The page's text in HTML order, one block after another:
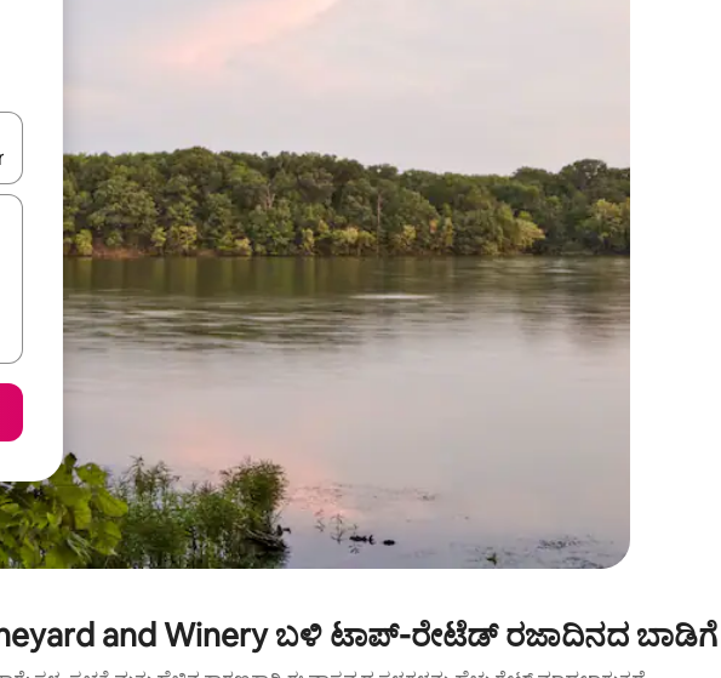
ನ್ಯಾವಿಗೇಟ್ ಮಾಡಿ ಅಥವಾ ಸ್ಪರ್ಶ ಅಥವಾ ಸ್ವೈಪ್ ಗೆಸ್ಚರ್‌ಗಳ ಮೂಲಕ ಅನ್ವೇಷಿಸಿ.
and Winery ಬಳಿ ಟಾಪ್-ರೇಟೆಡ್ ರಜಾದಿನದ